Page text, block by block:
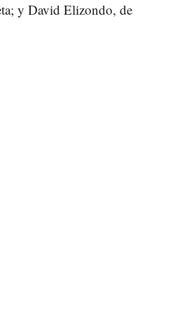
y David Elizondo, de